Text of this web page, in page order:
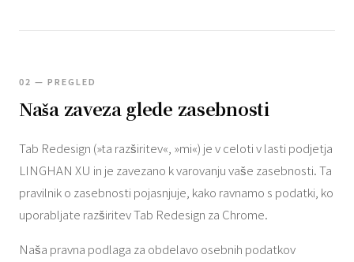
02 — PREGLED
Naša zaveza glede zasebnosti
Tab Redesign (»ta razširitev«, »mi«) je v celoti v lasti podjetja
LINGHAN XU in je zavezano k varovanju vaše zasebnosti. Ta
pravilnik o zasebnosti pojasnjuje, kako ravnamo s podatki, ko
uporabljate razširitev Tab Redesign za Chrome.
Naša pravna podlaga za obdelavo osebnih podatkov